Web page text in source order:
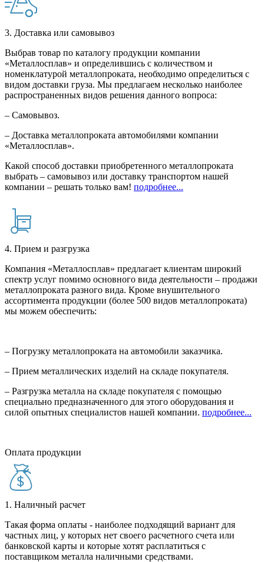
3. Доставка или самовывоз
Выбрав товар по каталогу продукции компании
«Металлосплав» и определившись с количеством и
номенклатурой металлопроката, необходимо определиться с
видом доставки груза. Мы предлагаем несколько наиболее
распространенных видов решения данного вопроса:
– Самовывоз.
– Доставка металлопроката автомобилями компании
«Металлосплав».
Какой способ доставки приобретенного металлопроката
выбрать – самовывоз или доставку транспортом нашей
компании – решать только вам! подробнее...
4. Прием и разгрузка
Компания «Металлосплав» предлагает клиентам широкий
спектр услуг помимо основного вида деятельности – продажи
металлопроката разного вида. Кроме внушительного
ассортимента продукции (более 500 видов металлопроката)
мы можем обеспечить:
– Погрузку металлопроката на автомобили заказчика.
– Прием металлических изделий на складе покупателя.
– Разгрузка металла на складе покупателя с помощью
специально предназначенного для этого оборудования и
силой опытных специалистов нашей компании. подробнее...
Оплата продукции
1. Наличный расчет
Такая форма оплаты - наиболее подходящий вариант для
частных лиц, у которых нет своего расчетного счета или
банковской карты и которые хотят расплатиться с
поставщиком металла наличными средствами.